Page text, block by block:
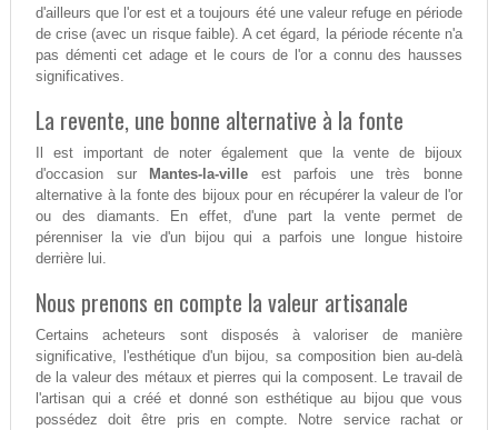
d'ailleurs que l'or est et a toujours été une valeur refuge en période
de crise (avec un risque faible). A cet égard, la période récente n'a
pas démenti cet adage et le cours de l'or a connu des hausses
significatives.
La revente, une bonne alternative à la fonte
Il est important de noter également que la vente de bijoux
d'occasion sur Mantes-la-ville est parfois une très bonne
alternative à la fonte des bijoux pour en récupérer la valeur de l'or
ou des diamants. En effet, d'une part la vente permet de
pérenniser la vie d'un bijou qui a parfois une longue histoire
derrière lui.
Nous prenons en compte la valeur artisanale
Certains acheteurs sont disposés à valoriser de manière
significative, l'esthétique d'un bijou, sa composition bien au-delà
de la valeur des métaux et pierres qui la composent. Le travail de
l'artisan qui a créé et donné son esthétique au bijou que vous
possédez doit être pris en compte. Notre service rachat or